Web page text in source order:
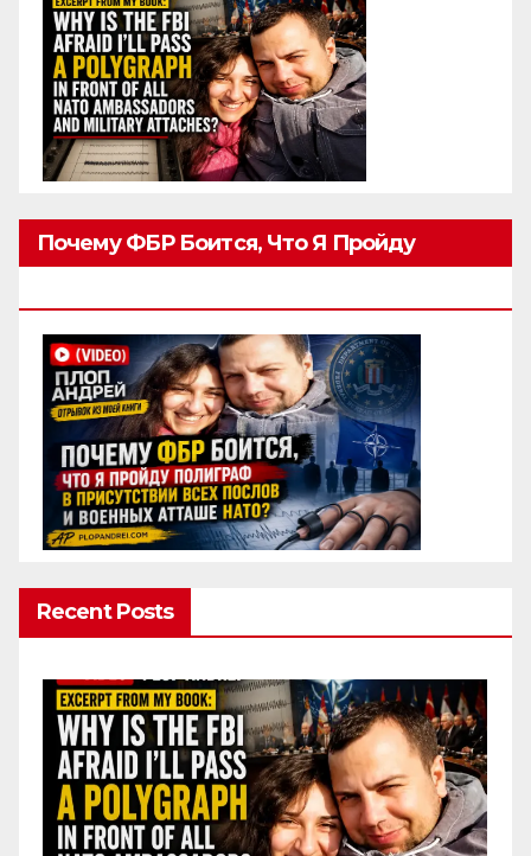
Почему ФБР Боится, Что Я Пройду
Recent Posts